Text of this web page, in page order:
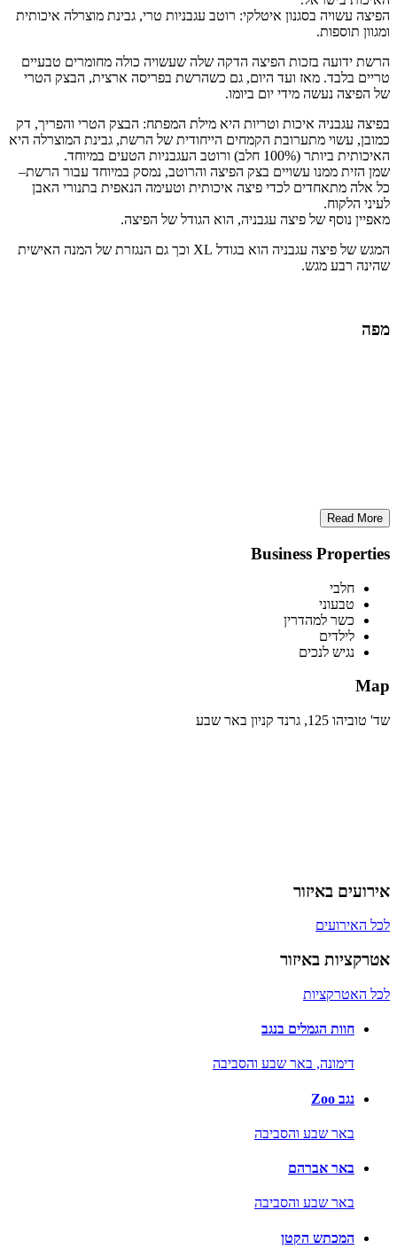
הפיצה עשויה בסגנון איטלקי: רוטב עגבניות טרי, גבינת מוצרלה איכותית
ומגוון תוספות.
הרשת ידועה בזכות הפיצה הדקה שלה שעשויה כולה מחומרים טבעיים
טריים בלבד. מאז ועד היום, גם כשהרשת בפריסה ארצית, הבצק הטרי
של הפיצה נעשה מידי יום ביומו.
בפיצה עגבניה איכות וטריות היא מילת המפתח: הבצק הטרי והפריך, דק
כמובן, עשוי מתערובת הקמחים הייחודית של הרשת, גבינת המוצרלה היא
האיכותית ביותר (100% חלב) ורוטב העגבניות הטעים במיוחד.
שמן הזית ממנו עשויים בצק הפיצה והרוטב, נמסק במיוחד עבור הרשת–
כל אלה מתאחדים לכדי פיצה איכותית וטעימה הנאפית בתנורי האבן
לעיני הלקוח.
מאפיין נוסף של פיצה עגבניה, הוא הגודל של הפיצה.
המגש של פיצה עגבניה הוא בגודל XL וכך גם הנגזרת של המנה האישית
שהינה רבע מגש.
מפה
Read More
Business Properties
חלבי
טבעוני
כשר למהדרין
לילדים
נגיש לנכים
Map
שד' טוביהו 125, גרנד קניון באר שבע
אירועים באיזור
לכל האירועים
אטרקציות באיזור
לכל האטרקציות
חוות הגמלים בנגב
דימונה, באר שבע והסביבה
נגב Zoo
באר שבע והסביבה
באר אברהם
באר שבע והסביבה
המכתש הקטן